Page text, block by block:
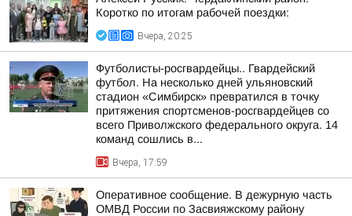
Коротко по итогам рабочей поездки:
Вчера, 20:25
Футболисты-росгвардейцы.. Гвардейский
футбол. На несколько дней ульяновский
стадион «Симбирск» превратился в точку
притяжения спортсменов-росгвардейцев со
всего Приволжского федерального округа. 14
команд сошлись в...
Вчера, 17:59
Оперативное сообщение. В дежурную часть
ОМВД России по Засвияжскому району